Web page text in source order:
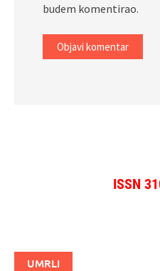
budem komentirao.
ISSN
UMRLI